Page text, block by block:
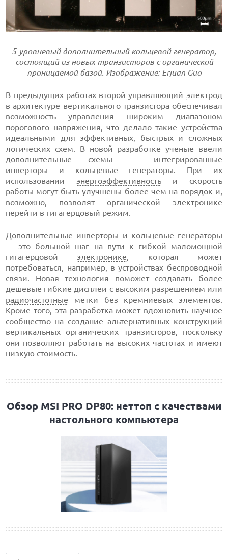
5-уровневый дополнительный кольцевой генератор,
состоящий из новых транзисторов с органической
проницаемой базой. Изображение: Erjuan Guo
В предыдущих работах второй управляющий электрод
в архитектуре вертикального транзистора обеспечивал
возможность управления широким диапазоном
порогового напряжения, что делало такие устройства
идеальными для эффективных, быстрых и сложных
логических схем. В новой разработке ученые ввели
дополнительные схемы — интегрированные
инверторы и кольцевые генераторы. При их
использовании энергоэффективностьи скорость
работы могут быть улучшены более чем на порядок и,
возможно, позволят органической электронике
перейти в гигагерцовый режим.
Дополнительные инверторы и кольцевые генераторы
— это большой шаг на пути к гибкой маломощной
гигагерцовой электронике, которая может
потребоваться, например, в устройствах беспроводной
связи. Новая технология поможет создавать более
дешевые гибкие дисплеи с высоким разрешением или
радиочастотные метки без кремниевых элементов.
Кроме того, эта разработка может вдохновить научное
сообщество на создание альтернативных конструкций
вертикальных органических транзисторов, поскольку
они позволяют работать на высоких частотах и имеют
низкую стоимость.
Обзор MSI PRO DP80: неттоп с качествами
настольного компьютера